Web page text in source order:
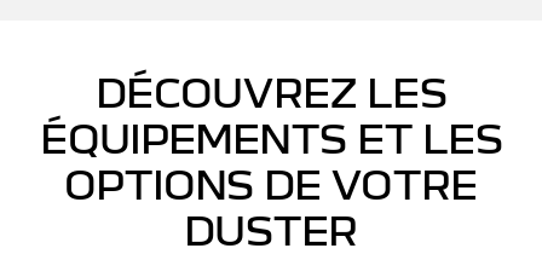
DÉCOUVREZ LES
ÉQUIPEMENTS ET LES
OPTIONS DE VOTRE
DUSTER